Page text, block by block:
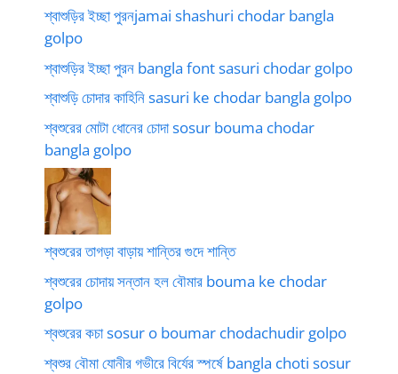
শ্বাশুড়ির ইচ্ছা পুরনjamai shashuri chodar bangla
golpo
শ্বাশুড়ির ইচ্ছা পুরন bangla font sasuri chodar golpo
শ্বাশুড়ি চোদার কাহিনি sasuri ke chodar bangla golpo
শ্বশুরের মোটা ধোনের চোদা sosur bouma chodar
bangla golpo
শ্বশুরের তাগড়া বাড়ায় শান্তির গুদে শান্তি
শ্বশুরের চোদায় সন্তান হল বৌমার bouma ke chodar
golpo
শ্বশুরের কচা sosur o boumar chodachudir golpo
শ্বশুর বৌমা যোনীর গভীরে বির্যের স্পর্ষে bangla choti sosur